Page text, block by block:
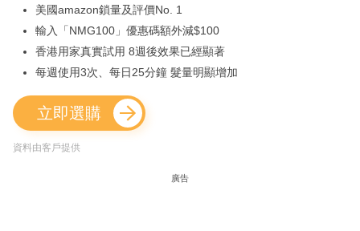
美國amazon鎖量及評價No. 1
輸入「NMG100」優惠碼額外減$100
香港用家真實試用 8週後效果已經顯著
每週使用3次、每日25分鐘 髮量明顯增加
立即選購
資料由客戶提供
廣告